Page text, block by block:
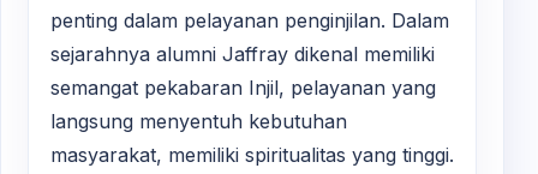
penting dalam pelayanan penginjilan. Dalam
sejarahnya alumni Jaffray dikenal memiliki
semangat pekabaran Injil, pelayanan yang
langsung menyentuh kebutuhan
masyarakat, memiliki spiritualitas yang tinggi.